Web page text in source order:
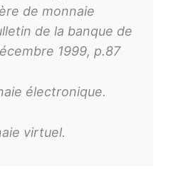
de monnaie
de la banque de
1999, p.87
électronique.
virtuel.